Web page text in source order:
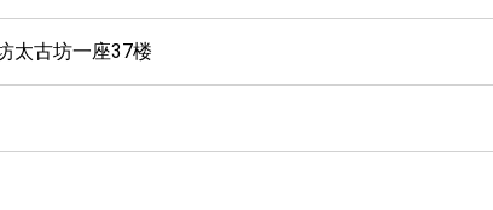
太古坊一座37楼